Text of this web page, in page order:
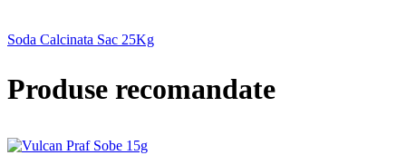
Soda Calcinata Sac 25Kg
Produse recomandate